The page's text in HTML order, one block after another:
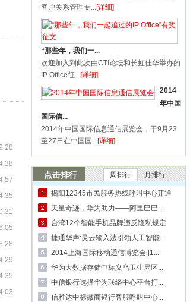
客户关系管理专...[详细]
“那些年，我们一...
欢迎加入到此次由CTI论坛和长虹佳华举办的
IP Office征...[详细]
2014
年中国
国际信...
2014年中国国际信息通信展览会，于9月23
至27日在中国国...[详细]
点击排行 周排行 月排行
揭阳12345市民服务热线呼叫中心开通
天量奇迹，华为助力——阿里巴巴...
台湾12个智能手机品牌违反隐私规定
捷通华声:灵云输入法引领人工智能...
2014上海国际移动通信博览会 [1...
华为大数据存储中标义乌卫生局区...
中信银行选择华为联络中心平台打...
信雅达中标徽商银行客服呼叫中心...